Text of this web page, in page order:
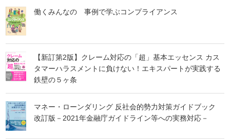
働くみんなの 事例で学ぶコンプライアンス
【新訂第2版】クレーム対応の「超」基本エッセンス カス
タマーハラスメントに負けない！エキスパートが実践する
鉄壁の５ヶ条
マネー・ローンダリング 反社会的勢力対策ガイドブック
改訂版－2021年金融庁ガイドライン等への実務対応－